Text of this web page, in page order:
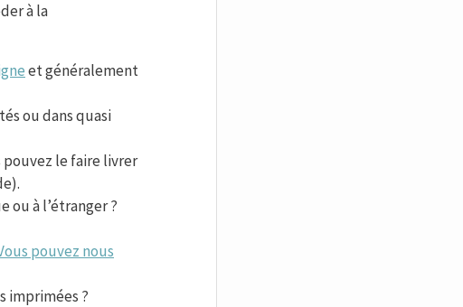
à la
et généralement
ou dans quasi
le faire livrer
ou à l’étranger ?
pouvez nous
imprimées ?